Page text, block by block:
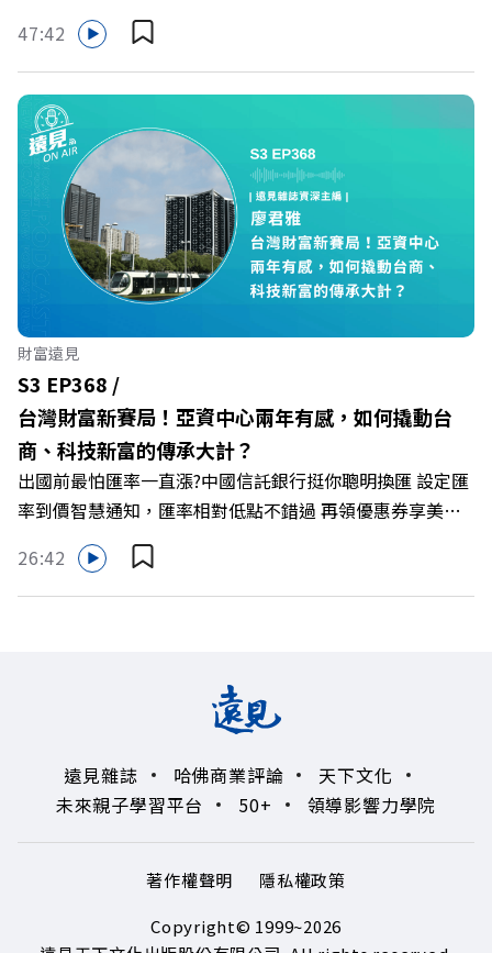
最高減3分等優惠 立即設定： https://fstry.pse.is/9d7lr7
投資外幣如幣別轉換可能產生匯兌損失，應評估涉及自身情
況審慎投資。 完整注意事項詳見網站資訊。 —— 以上為
Firstory Podcast 廣告 —— 在永續減碳、綠色消費與友善
職場的變革浪潮下，傳統大流量、高耗能的百貨零售業該如
何轉型突圍？ 本集《遠見ON AIR》邀請到遠東SOGO百貨
董事長黃晴雯，帶你解析遠東SOGO如何透過戰略布局，打
造出兼顧企業獲利與社會共好的綠色零售新契機！ 🔺如何
從單純百貨專櫃轉型為有溫度的利他平台？ 🔺最難節能的
零售業如何落實「EP100」能效倍增計畫？ 🔺成功推動育
嬰留停、男同仁樂意成家！驚豔業界的「生育代理人制度」
🔺最有人情味的文化橋梁！從社會創新到經典「日本展」的
共好實踐 主持人／遠見雜誌副社長兼遠見智庫總編輯 李建
興 與談人／遠東SOGO百貨董事長 黃晴雯 +++++ 🫧清除腦
袋的盲點，也順手理清生活的雜亂。 點開看質感養成術>>
https://gvmkt.pse.is/9al3px ✨關注《遠見》更多的社群：
LINE：https://reurl.cc/A4ELQp IG：
https://bit.ly/3AjBWNV YT：https://bit.ly/38jNi9k
Powered by Firstory Hosting
47:42
財富遠見
S3 EP368 /
台灣財富新賽局！亞資中心兩年有感，如何撬動台
商、科技新富的傳承大計？
出國前最怕匯率一直漲?中國信託銀行挺你聰明換匯 設定匯
率到價智慧通知，匯率相對低點不錯過 再領優惠券享美金
最高減3分等優惠 立即設定： https://fstry.pse.is/9d7lr7
投資外幣如幣別轉換可能產生匯兌損失，應評估涉及自身情
況審慎投資。 完整注意事項詳見網站資訊。 —— 以上為
在政府力推「亞洲資產管理中心」政策、高雄專區成立滿週
年的關鍵時刻，台灣的投信、信託與財富管理業務，正迎來
到遠見資深主編廖君雅，帶你解析這場台灣史上最大規模的
財富版圖重組。 🔺資產管理大躍進！台灣憑什麼挑戰亞太
金融重鎮？ 🔺不只是口號！主動式ETF與被動平衡型ETF如
綁落實百年傳承？ 🔺高雄專區滿一週年！如何打造在地財
富生態系？ 主持人／遠見雜誌總編輯 林讓均 與談人／遠見
26:42
遠見雜誌 哈佛商業評論
天下文化
未來親子學習平台
50+ 領導影響力學院
著作權聲明
隱私權政策
Copyright© 1999~2026